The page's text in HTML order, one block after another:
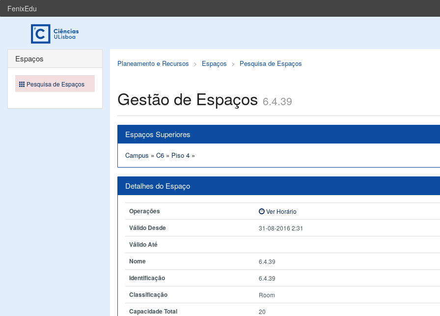
FenixEdu
Planeamento e Recursos Espaços Pesquisa de Espaços
Gestão de Espaços 6.4.39
Espaços Superiores
Campus » C6 » Piso 4 »
Detalhes do Espaço
Operações Ver Horário
Válido Desde 31-08-2016 2:31
Válido Até
Nome
6.4.39
Identificação 6.4.39
Classificação Room
Capacidade Total 20
Espaços
Pesquisa de Espaços